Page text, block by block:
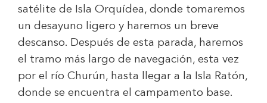
satélite de Isla Orquídea, donde tomaremos
un desayuno ligero y haremos un breve
descanso. Después de esta parada, haremos
el tramo más largo de navegación, esta vez
por el río Churún, hasta llegar a la Isla Ratón,
donde se encuentra el campamento base.